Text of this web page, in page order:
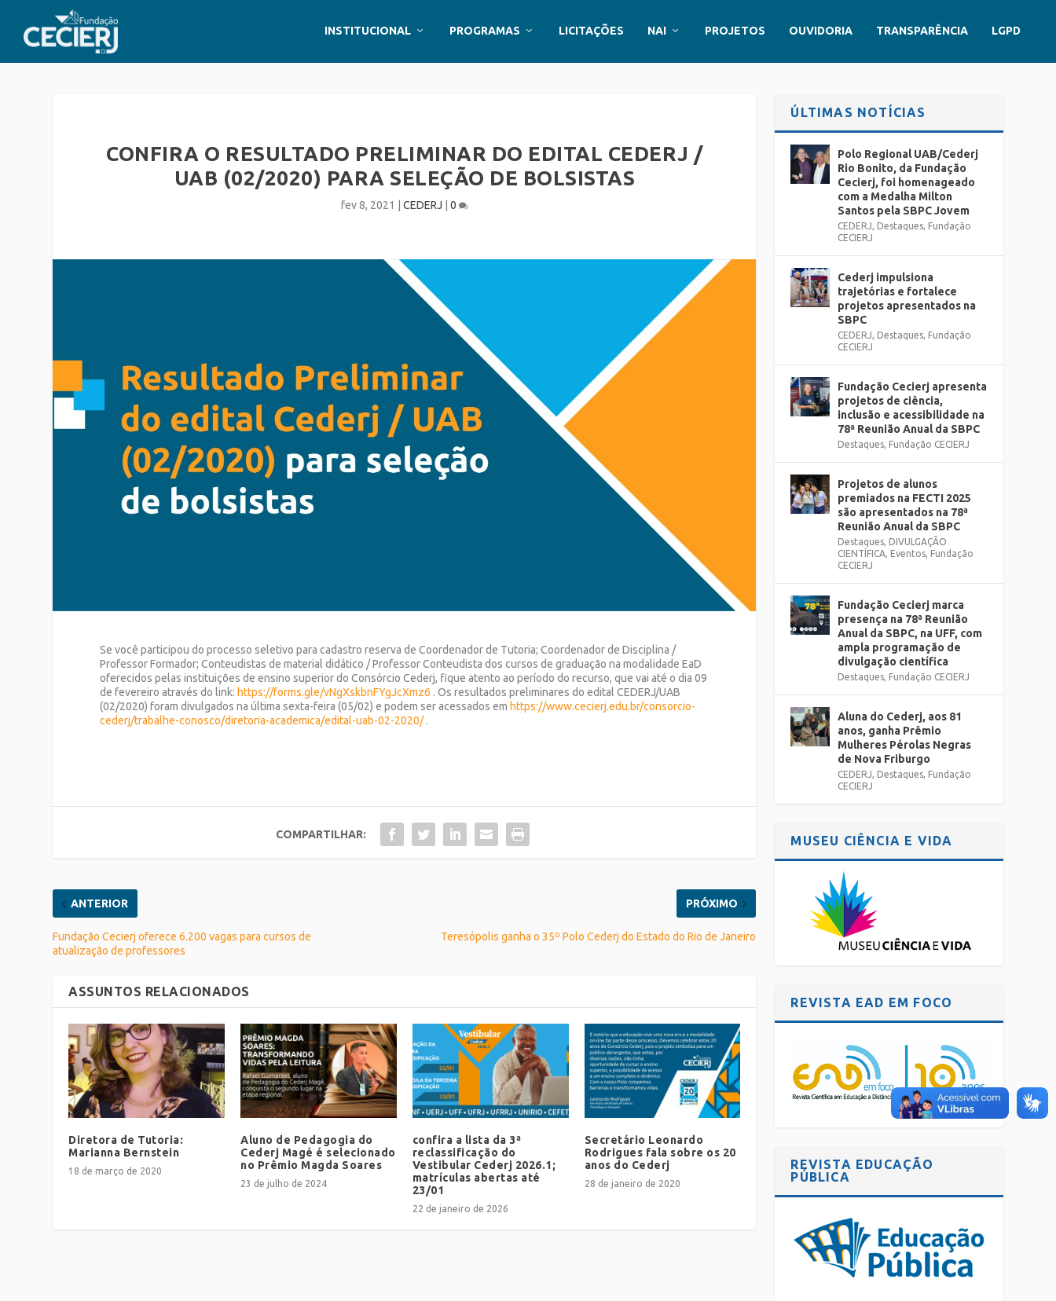
INSTITUCIONAL PROGRAMAS LICITAÇÕES NAI PROJETOS OUVIDORIA TRANSPARÊNCIA LGPD
CONFIRA O RESULTADO PRELIMINAR DO EDITAL CEDERJ /
UAB (02/2020) PARA SELEÇÃO DE BOLSISTAS
fev 8, 2021 CEDERJ 0
Se você participou do processo seletivo para cadastro reserva de Coordenador de Tutoria; Coordenador de Disciplina /
Professor Formador; Conteudistas de material didático / Professor Conteudista dos cursos de graduação na modalidade EaD
oferecidos pelas instituições de ensino superior do Consórcio Cederj, fique atento ao período do recurso, que vai até o dia 09
de fevereiro através do link: https://forms.gle/vNgXskbnFYgJcXmz6 . Os resultados preliminares do edital CEDERJ/UAB
(02/2020) foram divulgados na última sexta-feira (05/02) e podem ser acessados em https://www.cecierj.edu.br/consorcio-
cederj/trabalhe-conosco/diretoria-academica/edital-uab-02-2020/.
COMPARTILHAR:
ANTERIOR
Fundação Cecierj oferece 6.200 vagas para cursos de
atualização de professores
PRÓXIMO
Teresópolis ganha o 35º Polo Cederj do Estado do Rio de Janeiro
ASSUNTOS RELACIONADOS
Diretora de Tutoria:
Marianna Bernstein
18 de março de 2020
Aluno de Pedagogia do
Cederj Magé é selecionado
no Prêmio Magda Soares
23 de julho de 2024
confira a lista da 3ª
reclassificação do
Vestibular Cederj 2026.1;
matrículas abertas até
23/01
22 de janeiro de 2026
Secretário Leonardo
Rodrigues fala sobre os 20
anos do Cederj
28 de janeiro de 2020
ÚLTIMAS NOTÍCIAS
Polo Regional UAB/Cederj
Rio Bonito, da Fundação
Cecierj, foi homenageado
com a Medalha Milton
Santos pela SBPC Jovem
CEDERJ, Destaques, Fundação
CECIERJ
Cederj impulsiona
trajetórias e fortalece
projetos apresentados na
SBPC
CEDERJ, Destaques, Fundação
CECIERJ
Fundação Cecierj apresenta
projetos de ciência,
inclusão e acessibilidade na
78ª Reunião Anual da SBPC
Destaques, Fundação CECIERJ
Projetos de alunos
premiados na FECTI 2025
são apresentados na 78ª
Reunião Anual da SBPC
Destaques, DIVULGAÇÃO
CIENTÍFICA, Eventos, Fundação
CECIERJ
Fundação Cecierj marca
presença na 78ª Reunião
Anual da SBPC, na UFF, com
ampla programação de
divulgação científica
Destaques, Fundação CECIERJ
Aluna do Cederj, aos 81
anos, ganha Prêmio
Mulheres Pérolas Negras
de Nova Friburgo
CEDERJ, Destaques, Fundação
CECIERJ
MUSEU CIÊNCIA E VIDA
REVISTA EAD EM FOCO
REVISTA EDUCAÇÃO
PÚBLICA